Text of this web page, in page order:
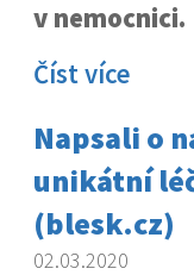
v nemocnici.
Číst více
Napsali o
unikátní
(blesk.cz)
02.03.2020